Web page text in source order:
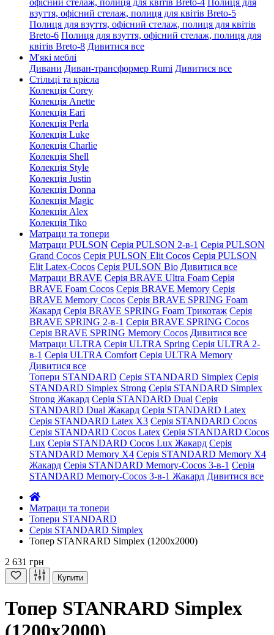
офісний стелаж, полиця для квітів Breto-4 Полиця для
взуття, офісний стелаж, полиця для квітів Breto-5
Полиця для взуття, офісний стелаж, полиця для квітів
Breto-6 Полиця для взуття, офісний стелаж, полиця для
квітів Breto-8 Дивитися все
М'які меблі
Дивани Диван-трансформер Rumi Дивитися все
Стільці та крісла
Колекція Corey
Колекція Anette
Колекція Eari
Колекція Perla
Колекція Luke
Колекція Charlie
Колекція Shell
Колекція Style
Колекція Justin
Колекція Donna
Колекція Magic
Колекція Alex
Колекція Tiko
Матраци та топери
Матраци PULSON Серія PULSON 2-в-1 Серія PULSON
Grand Cocos Серія PULSON Elit Cocos Серія PULSON
Elit Latex-Cocos Серія PULSON Bio Дивитися все
Матраци BRAVE Серія BRAVE Ultra Foam Серія
BRAVE Foam Cocos Серія BRAVE Memory Серія
BRAVE Memory Cocos Серія BRAVE SPRING Foam
Жакард Серія BRAVE SPRING Foam Трикотаж Серія
BRAVE SPRING 2-в-1 Серія BRAVE SPRING Cocos
Серія BRAVE SPRING Memory Cocos Дивитися все
Матраци ULTRA Серія ULTRA Spring Серія ULTRA 2-
в-1 Серія ULTRA Comfort Серія ULTRA Memory
Дивитися все
Топери STANDARD Серія STANDARD Simplex Серія
STANDARD Simplex Strong Серія STANDARD Simplex
Strong Жакард Серія STANDARD Dual Серія
STANDARD Dual Жакард Серія STANDARD Latex
Серія STANDARD Latex X3 Серія STANDARD Cocos
Серія STANDARD Cocos Latex Серія STANDARD Cocos
Lux Серія STANDARD Cocos Lux Жакард Серія
STANDARD Memory X4 Серія STANDARD Memory X4
Жакард Серія STANDARD Memory-Cocos 3-в-1 Серія
STANDARD Memory-Cocos 3-в-1 Жакард Дивитися все
Матраци та топери
Топери STANDARD
Серія STANDARD Simplex
Топер STANRARD Simplex (1200x2000)
2 631 грн
Купити
Топер STANRARD Simplex